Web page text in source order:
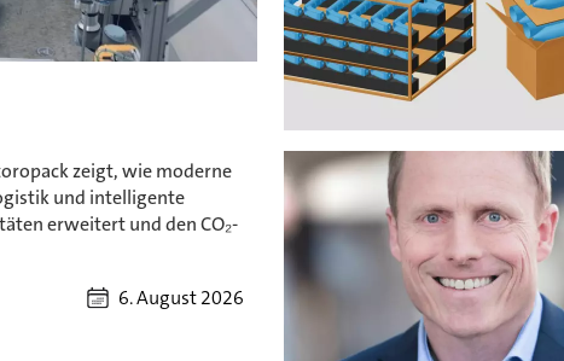
zeigt, wie moderne
und intelligente
erweitert und den CO₂-
6. August 2026